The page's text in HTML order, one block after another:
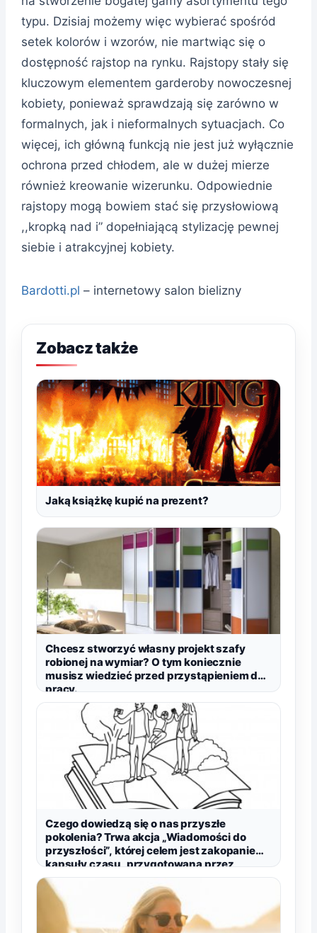
typu. Dzisiaj możemy więc wybierać spośród
setek kolorów i wzorów, nie martwiąc się o
dostępność rajstop na rynku. Rajstopy stały się
kluczowym elementem garderoby nowoczesnej
kobiety, ponieważ sprawdzają się zarówno w
formalnych, jak i nieformalnych sytuacjach. Co
więcej, ich główną funkcją nie jest już wyłącznie
ochrona przed chłodem, ale w dużej mierze
również kreowanie wizerunku. Odpowiednie
rajstopy mogą bowiem stać się przysłowiową
,,kropką nad i” dopełniającą stylizację pewnej
siebie i atrakcyjnej kobiety.
Bardotti.pl – internetowy salon bielizny
Zobacz także
Jaką książkę kupić na prezent?
Chcesz stworzyć własny projekt szafy
robionej na wymiar? O tym koniecznie
musisz wiedzieć przed przystąpieniem do
pracy.
Czego dowiedzą się o nas przyszłe
pokolenia? Trwa akcja „Wiadomości do
przyszłości”, której celem jest zakopanie
kapsuły czasu, przygotowana przez
Papiery POL.